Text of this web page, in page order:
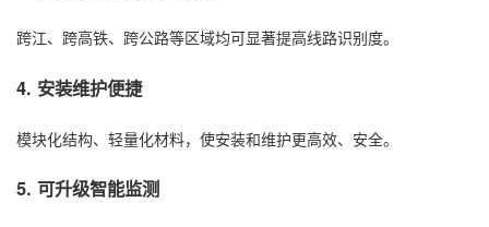
跨江、跨高铁、跨公路等区域均可显著提高线路识别度。
4. 安装维护便捷
模块化结构、轻量化材料，使安装和维护更高效、安全。
5. 可升级智能监测